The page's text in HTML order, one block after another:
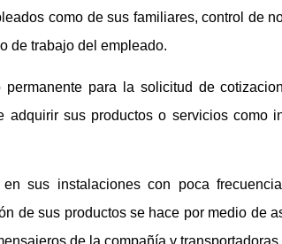
como de sus familiares, control de
de trabajo del empleado.
permanente para la solicitud de
sus productos o servicios como
sus instalaciones con poca
de sus productos se hace por medio de